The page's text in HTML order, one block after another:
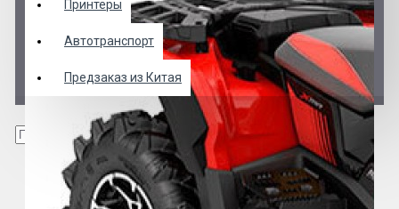
Принтеры
Автотранспорт
Предзаказ из Китая